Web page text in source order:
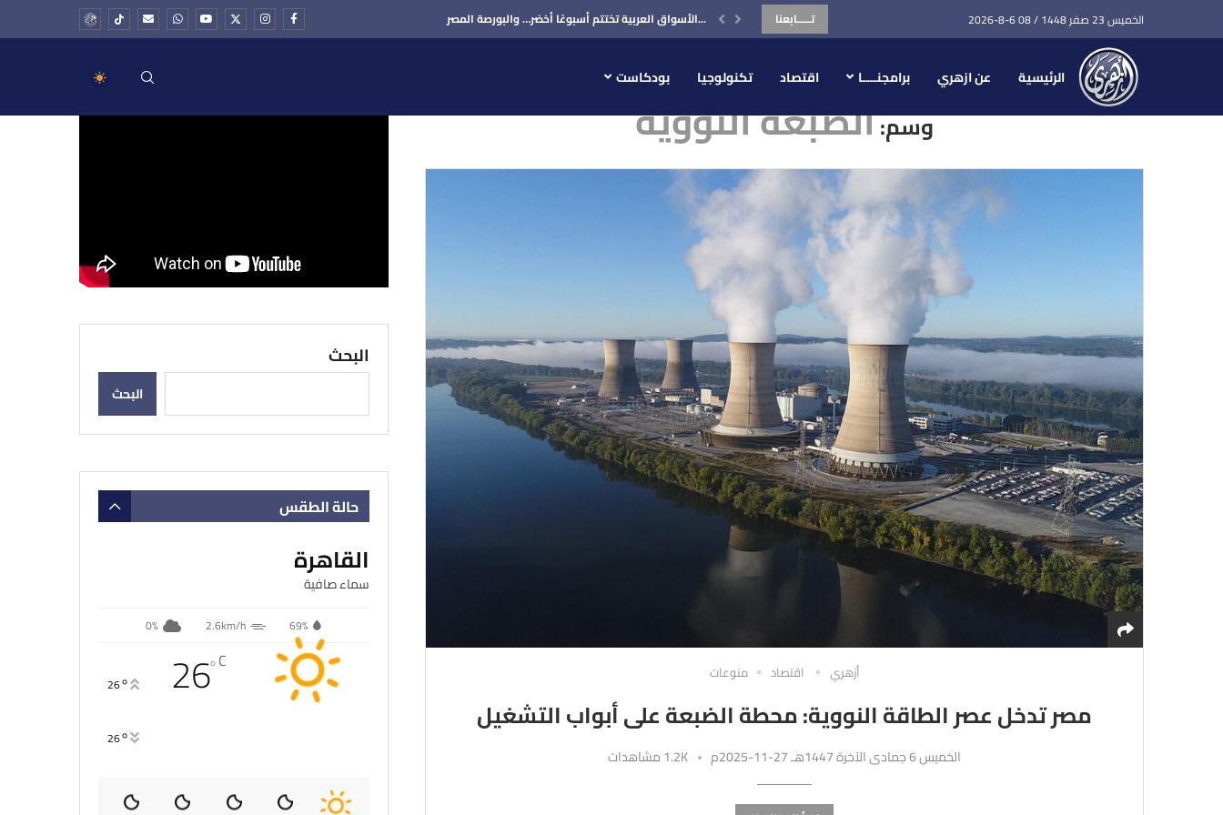
الخميس 23 صفر 1448 / 08 6-8-2026 تـــــابعنا الأسواق العربية تختتم أسبوعًا أخضر… والبورصة المصرية في...
الرئيسية عن ازهري برامجنــــا اقتصاد تكنولوجيا بودكاست
وسم:الضبعة النووية
أزهري اقتصاد منوعات
مصر تدخل عصر الطاقة النووية: محطة الضبعة على أبواب التشغيل
الخميس 6 جمادى الآخرة 1447هـ 27-11-2025م 1.2K مشاهدات
البحث
البحث
حالة الطقس
القاهرة
سماء صافية
69%
2.6km/h
0%
26°C
26°
26°